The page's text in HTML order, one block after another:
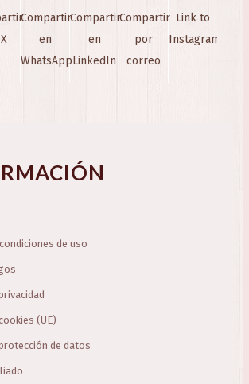
Compartir
en
WhatsApp
Compartir
en
LinkedIn
Compartir
por
correo
Link to
Instagram
de uso
(UE)
de datos